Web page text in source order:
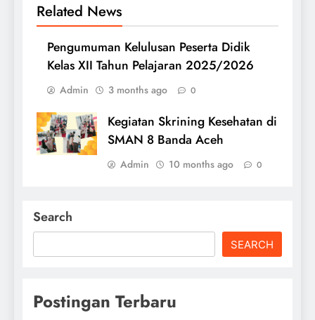
Related News
Pengumuman Kelulusan Peserta Didik
Kelas XII Tahun Pelajaran 2025/2026
Admin 3 months ago 0
Kegiatan Skrining Kesehatan di
SMAN 8 Banda Aceh
Admin 10 months ago 0
Search
SEARCH
Postingan Terbaru